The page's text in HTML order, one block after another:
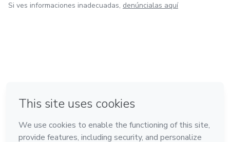
Si ves informaciones inadecuadas, denúncialas aquí
Hecho con❤ en Ciudad de México